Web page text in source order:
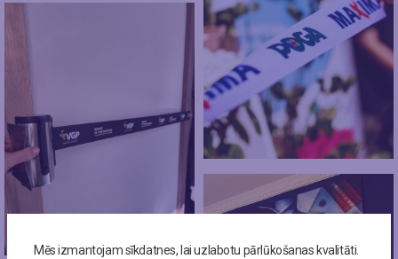
Mēs izmantojam sīkdatnes, lai uzlabotu pārlūkošanas kvalitāti.